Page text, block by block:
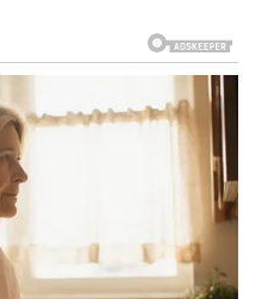
je prevencija i
je onemogućavanje
i otvora. Materijali
vune ili betona pokazali su
mogu izgrizti, za razliku od